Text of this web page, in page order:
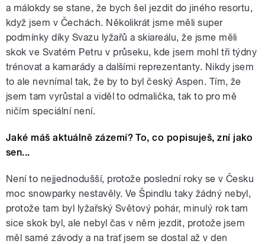
a málokdy se stane, že bych šel jezdit do jiného resortu,
když jsem v Čechách. Několikrát jsme měli super
podmínky díky Svazu lyžařů a skiareálu, že jsme měli
skok ve Svatém Petru v průseku, kde jsem mohl tři týdny
trénovat a kamarády a dalšími reprezentanty. Nikdy jsem
to ale nevnímal tak, že by to byl český Aspen. Tím, že
jsem tam vyrůstal a viděl to odmalička, tak to pro mě
ničím speciální není.
Jaké máš aktuálně zázemí? To, co popisuješ, zní jako
sen...
Není to nejjednodušší, protože poslední roky se v Česku
moc snowparky nestavěly. Ve Špindlu taky žádný nebyl,
protože tam byl lyžařský Světový pohár, minulý rok tam
sice skok byl, ale nebyl čas v něm jezdit, protože jsem
měl samé závody a na trať jsem se dostal až v den